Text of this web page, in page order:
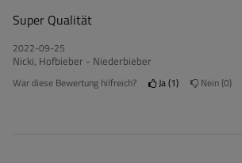
Super Qualität
2022-09-25
Nicki, Hofbieber - Niederbieber
War diese Bewertung hilfreich? Ja 1 Nein 0